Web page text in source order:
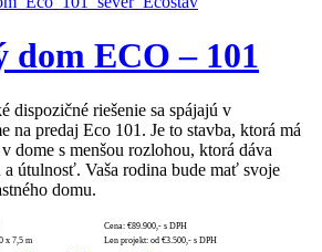
dom ECO – 101
dispozičné riešenie sa spájajú v
na predaj Eco 101. Je to stavba, ktorá má
dome s menšou rozlohou, ktorá dáva
útulnosť. Vaša rodina bude mať svoje
domu.
Cena: €89.900,- s DPH
x 7,5 m Len projekt: od €3.500,- s DPH